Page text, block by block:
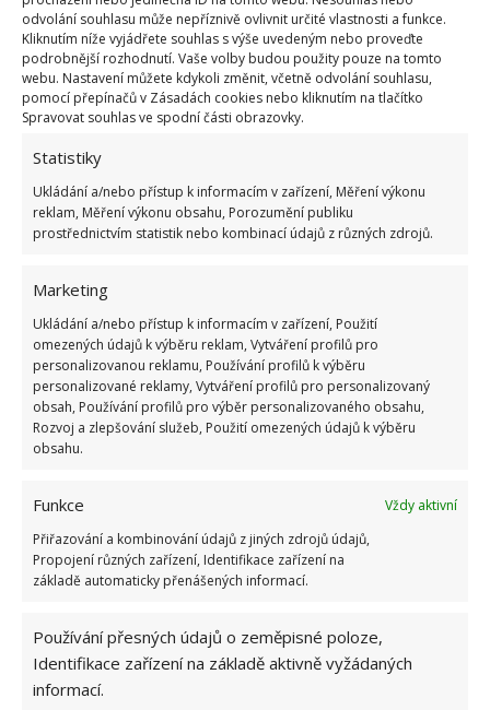
odvolání souhlasu může nepříznivě ovlivnit určité vlastnosti a funkce.
Kliknutím níže vyjádřete souhlas s výše uvedeným nebo proveďte
podrobnější rozhodnutí. Vaše volby budou použity pouze na tomto
webu. Nastavení můžete kdykoli změnit, včetně odvolání souhlasu,
pomocí přepínačů v Zásadách cookies nebo kliknutím na tlačítko
Spravovat souhlas ve spodní části obrazovky.
Statistiky
Ukládání a/nebo přístup k informacím v zařízení, Měření výkonu
reklam, Měření výkonu obsahu, Porozumění publiku
prostřednictvím statistik nebo kombinací údajů z různých zdrojů.
Marketing
Ukládání a/nebo přístup k informacím v zařízení, Použití
omezených údajů k výběru reklam, Vytváření profilů pro
personalizovanou reklamu, Používání profilů k výběru
personalizované reklamy, Vytváření profilů pro personalizovaný
obsah, Používání profilů pro výběr personalizovaného obsahu,
Rozvoj a zlepšování služeb, Použití omezených údajů k výběru
obsahu.
Funkce
Vždy aktivní
Přiřazování a kombinování údajů z jiných zdrojů údajů,
Propojení různých zařízení, Identifikace zařízení na
základě automaticky přenášených informací.
Používání přesných údajů o zeměpisné poloze,
Identifikace zařízení na základě aktivně vyžádaných
informací.
Z banánových slupek si můžete také vyrobit výživný
prášek. Zbavte je zbytků dužiny a dejte je vysušit na
slunce nebo do mírně zahřáté trouby.Uschlé slupky
Banánový prášek pak nasypte přímo do truhlíku (1–
2 čajové lžičky na květináč) a mírně zahrňte půdou.
Opakujte jednou za tři týdny.